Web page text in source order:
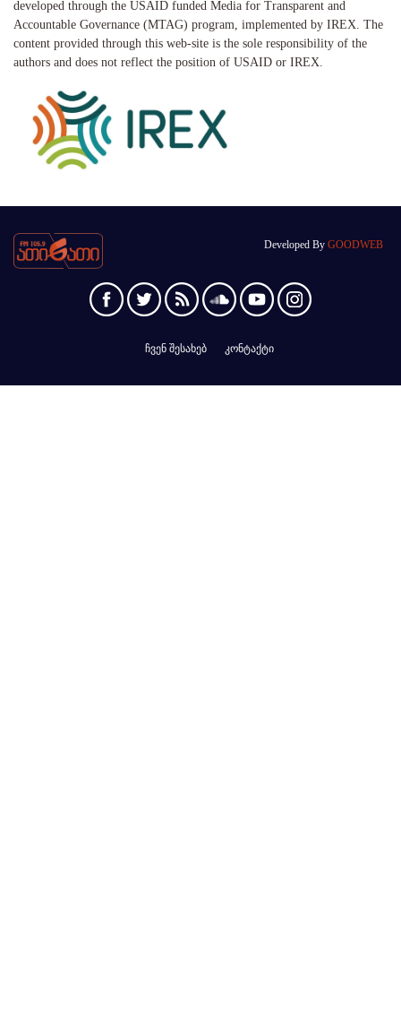
developed through the USAID funded Media for Transparent and
Accountable Governance (MTAG) program, implemented by IREX. The
content provided through this web-site is the sole responsibility of the
authors and does not reflect the position of USAID or IREX.
Developed By GOODWEB
ჩვენ შესახებ კონტაქტი